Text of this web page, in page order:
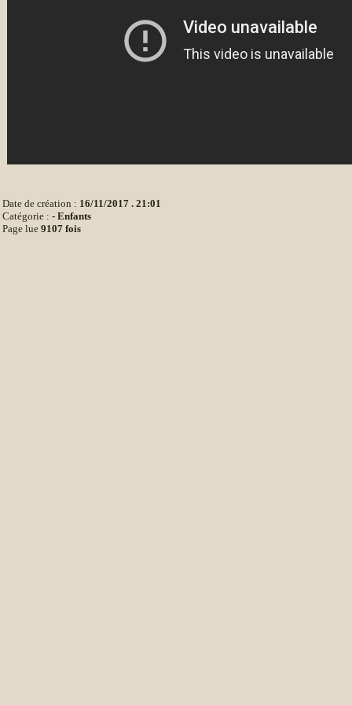
Date de création : 16/11/2017 . 21:01
Catégorie :-Enfants
Page lue9107 fois